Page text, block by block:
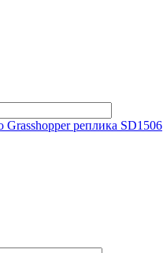
реплика SD1506